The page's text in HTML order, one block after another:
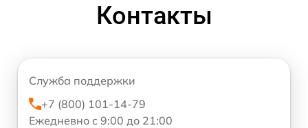
Контакты
Служба поддержки
+7 (800) 101-14-79
Ежедневно с 9:00 до 21:00